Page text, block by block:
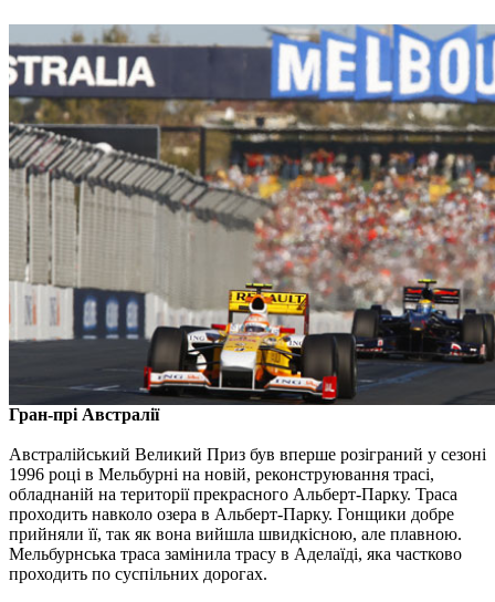
Гран-прі Австралії
Австралійський Великий Приз був вперше розіграний у сезоні
1996 році в Мельбурні на новій, реконструювання трасі,
обладнаній на території прекрасного Альберт-Парку. Траса
проходить навколо озера в Альберт-Парку. Гонщики добре
прийняли її, так як вона вийшла швидкісною, але плавною.
Мельбурнська траса замінила трасу в Аделаїді, яка частково
проходить по суспільних дорогах.